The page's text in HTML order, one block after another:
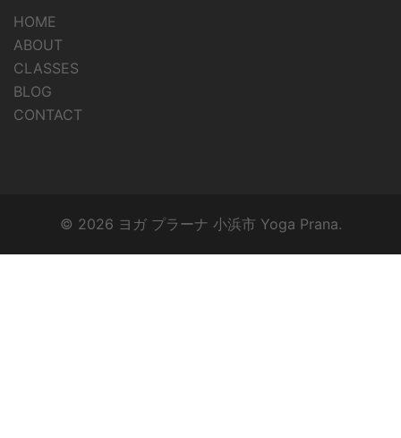
HOME
ABOUT
CLASSES
BLOG
CONTACT
© 2026 ヨガ プラーナ 小浜市 Yoga Prana.